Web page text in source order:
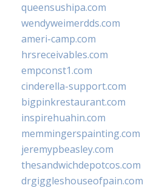
queensushipa.com
wendyweimerdds.com
ameri-camp.com
hrsreceivables.com
empconst1.com
cinderella-support.com
bigpinkrestaurant.com
inspirehuahin.com
memmingerspainting.com
jeremypbeasley.com
thesandwichdepotcos.com
drgiggleshouseofpain.com